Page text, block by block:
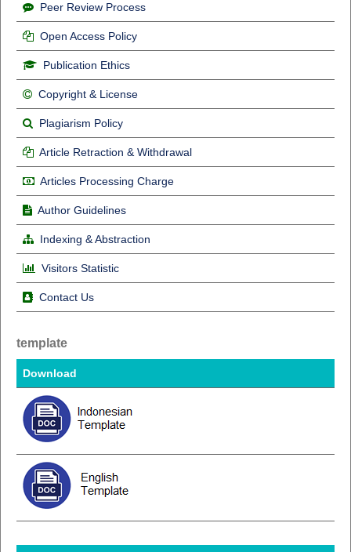
Peer Review Process
Open Access Policy
Publication Ethics
Copyright & License
Plagiarism Policy
Article Retraction & Withdrawal
Articles Processing Charge
Author Guidelines
Indexing & Abstraction
Visitors Statistic
Contact Us
template
Download